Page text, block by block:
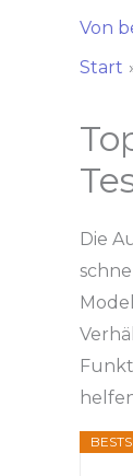
Von
Start
Die